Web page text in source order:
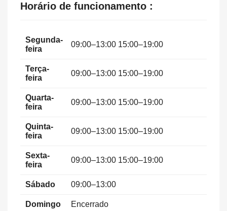
Horário de funcionamento :
Segunda-
feira
09:00–13:00 15:00–19:00
Terça-
feira
09:00–13:00 15:00–19:00
Quarta-
feira
09:00–13:00 15:00–19:00
Quinta-
feira
09:00–13:00 15:00–19:00
Sexta-
feira
09:00–13:00 15:00–19:00
Sábado 09:00–13:00
Domingo Encerrado